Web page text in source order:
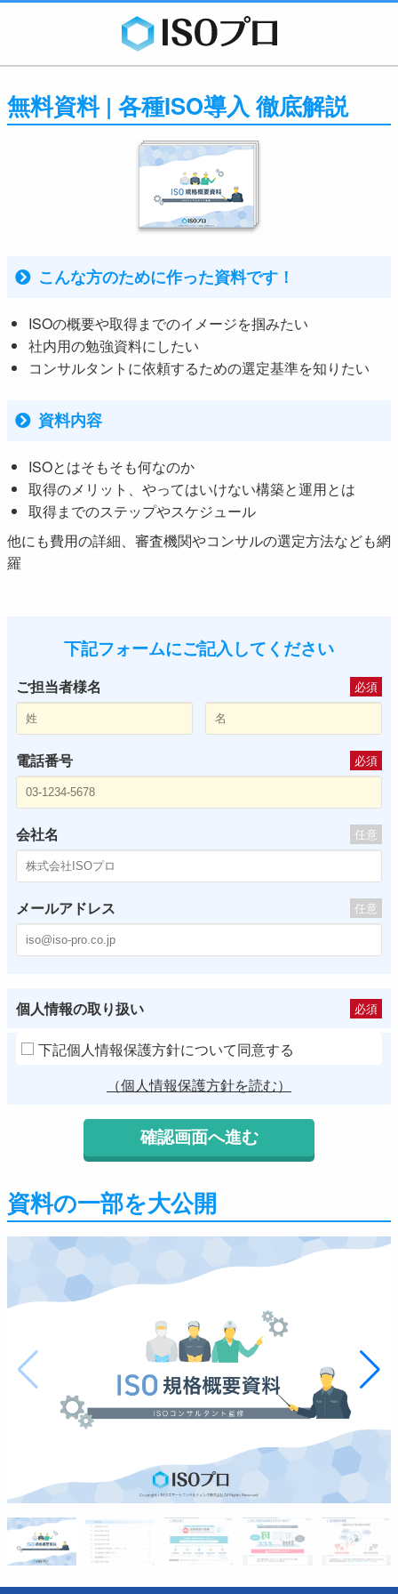
無料資料 | 各種ISO導入 徹底解説
こんな方のために作った資料です！
ISOの概要や取得までのイメージを掴みたい
社内用の勉強資料にしたい
コンサルタントに依頼するための選定基準を知りたい
資料内容
ISOとはそもそも何なのか
取得のメリット、やってはいけない構築と運用とは
取得までのステップやスケジュール
他にも費用の詳細、審査機関やコンサルの選定方法なども網
羅
下記フォームにご記入してください
ご担当者様名 必須
電話番号 必須
会社名 任意
メールアドレス 任意
個人情報の取り扱い 必須
下記個人情報保護方針について同意する
（個人情報保護方針を読む）
資料の一部を大公開